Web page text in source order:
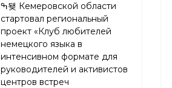
ߒ됒 Кемеровской области
стартовал региональный
проект «Клуб любителей
немецкого языка в
интенсивном формате для
руководителей и активистов
центров встреч